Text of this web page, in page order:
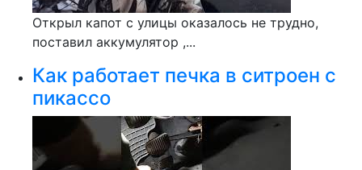
Открыл капот с улицы оказалось не трудно,
поставил аккумулятор ,...
Как работает печка в ситроен с
пикассо